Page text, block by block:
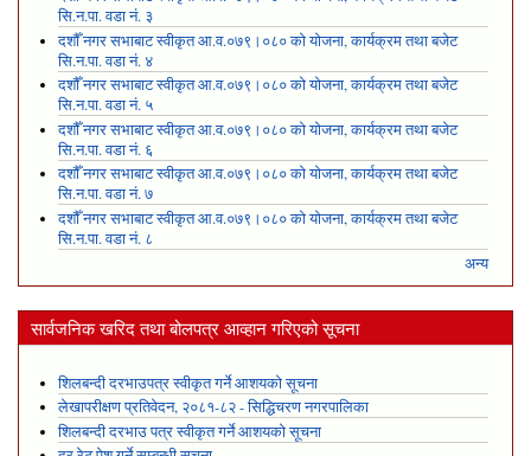
सि.न.पा. वडा नं. ३
दशौँ नगर सभाबाट स्वीकृत आ.व.०७९।०८० को योजना, कार्यक्रम तथा बजेट
सि.न.पा. वडा नं. ४
दशौँ नगर सभाबाट स्वीकृत आ.व.०७९।०८० को योजना, कार्यक्रम तथा बजेट
सि.न.पा. वडा नं. ५
दशौँ नगर सभाबाट स्वीकृत आ.व.०७९।०८० को योजना, कार्यक्रम तथा बजेट
सि.न.पा. वडा नं. ६
दशौँ नगर सभाबाट स्वीकृत आ.व.०७९।०८० को योजना, कार्यक्रम तथा बजेट
सि.न.पा. वडा नं. ७
दशौँ नगर सभाबाट स्वीकृत आ.व.०७९।०८० को योजना, कार्यक्रम तथा बजेट
सि.न.पा. वडा नं. ८
अन्य
सार्वजनिक खरिद तथा बोलपत्र आव्हान गरिएको सूचना
शिलबन्दी दरभाउपत्र स्वीकृत गर्ने आशयको सूचना
लेखापरीक्षण प्रतिवेदन, २०८१-८२ - सिद्धिचरण नगरपालिका
शिलबन्दी दरभाउ पत्र स्वीकृत गर्ने आशयको सूचना